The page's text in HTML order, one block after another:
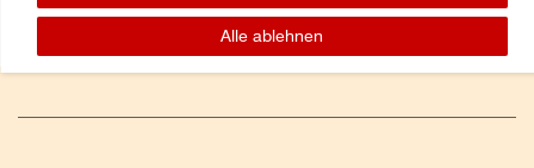
Alle ablehnen